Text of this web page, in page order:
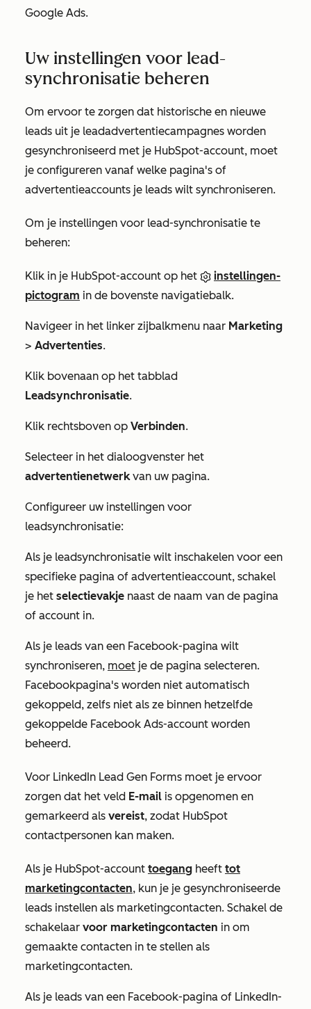
Google Ads.
Uw instellingen voor lead-
synchronisatie beheren
Om ervoor te zorgen dat historische en nieuwe
leads uit je leadadvertentiecampagnes worden
gesynchroniseerd met je HubSpot-account, moet
je configureren vanaf welke pagina's of
advertentieaccounts je leads wilt synchroniseren.
Om je instellingen voor lead-synchronisatie te
beheren:
Klik in je HubSpot-account op het
instellingen-
pictogram in de bovenste navigatiebalk.
Navigeer in het linker zijbalkmenu naar Marketing
> Advertenties.
Klik bovenaan op het tabblad
Leadsynchronisatie.
Klik rechtsboven op Verbinden.
Selecteer in het dialoogvenster het
advertentienetwerkvan uw pagina.
Configureer uw instellingen voor
leadsynchronisatie:
Als je leadsynchronisatie wilt inschakelen voor een
specifieke pagina of advertentieaccount, schakel
je het selectievakje naast de naam van de pagina
of account in.
Als je leads van een Facebook-pagina wilt
synchroniseren, moet je de pagina selecteren.
Facebookpagina's worden niet automatisch
gekoppeld, zelfs niet als ze binnen hetzelfde
gekoppelde Facebook Ads-account worden
beheerd.
Voor LinkedIn Lead Gen Forms moet je ervoor
zorgen dat het veld E-mail is opgenomen en
gemarkeerd als vereist, zodat HubSpot
contactpersonen kan maken.
Als je HubSpot-account toegang heeft tot
marketingcontacten, kun je je gesynchroniseerde
leads instellen als marketingcontacten. Schakel de
schakelaar voor marketingcontacten in om
gemaakte contacten in te stellen als
marketingcontacten.
Als je leads van een Facebook-pagina of LinkedIn-